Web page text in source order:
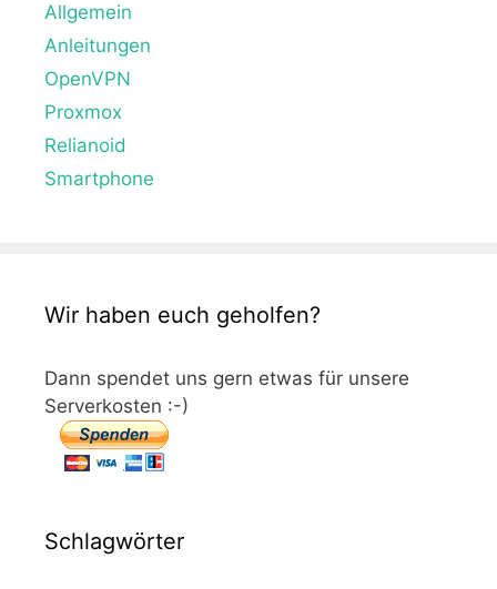
Allgemein
Anleitungen
OpenVPN
Proxmox
Relianoid
Smartphone
Wir haben euch geholfen?
Dann spendet uns gern etwas für unsere
Serverkosten :-)
Schlagwörter